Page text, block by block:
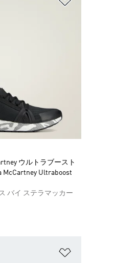
ウルトラブースト
McCartney Ultraboost
バイ ステラマッカー